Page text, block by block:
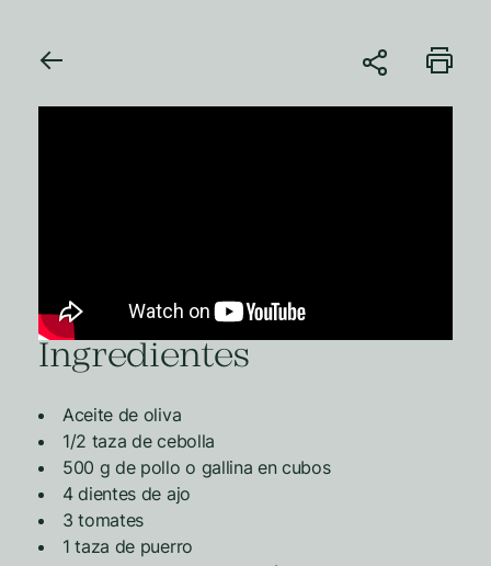
Ingredientes
Aceite de oliva
1/2 taza de cebolla
500 g de pollo o gallina en cubos
4 dientes de ajo
3 tomates
1 taza de puerro